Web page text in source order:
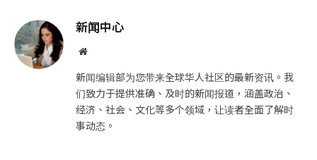
新闻中心
网
新闻编辑部为您带来全球华人社区的最新资讯。我
们致力于提供准确、及时的新闻报道，涵盖政治、
经济、社会、文化等多个领域，让读者全面了解时
事动态。